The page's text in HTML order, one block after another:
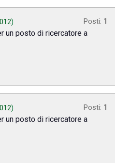
) Posti: 1
un posto di ricercatore a
) Posti: 1
un posto di ricercatore a